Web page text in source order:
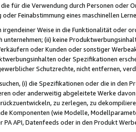
für die Verwendung durch Personen
Feinabstimmung eines maschinellen
irgendeiner Weise in die Funktionalität oder
unternehmen; (ii) keine
oder Kunden oder sonstiger
oder Spezifikationen
Schutzrechte, nicht entfernen,
(i) die Spezifikationen oder die in
oder anderweitig abgeleitete Werke
zu zerlegen, zu
Komponenten (wie Modelle,
PA API, Datenfeeds oder in den Produkt